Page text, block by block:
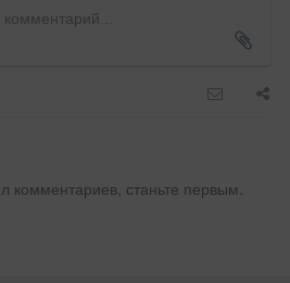
комментариев, станьте первым.